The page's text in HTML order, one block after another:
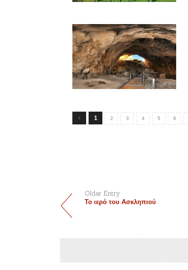
1 2 3 4 5 6
Older Entry
Το ιερό του Ασκληπιού